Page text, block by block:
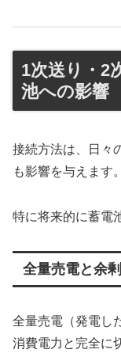
1次送り・2
池への影響
接続方法は、日々
も影響を与えます。
特に将来的に蓄電
全量売電と余
全量売電（発電し
消費電力と完全に